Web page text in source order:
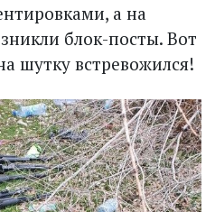
а на
блок-посты. Вот
шутку встревожился!